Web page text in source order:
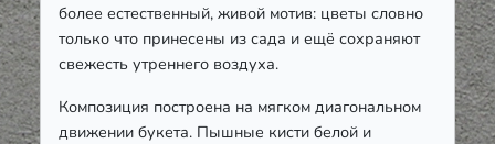
более естественный, живой мотив: цветы словно
только что принесены из сада и ещё сохраняют
свежесть утреннего воздуха.
Композиция построена на мягком диагональном
движении букета. Пышные кисти белой и